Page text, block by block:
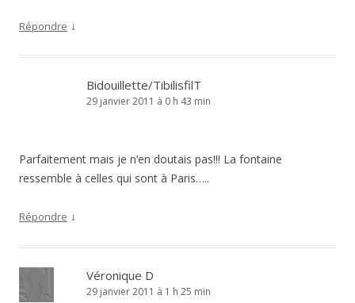
Répondre ↓
Bidouillette/TibilisfilT
29 janvier 2011 à 0 h 43 min
Parfaitement mais je n’en doutais pas!!! La fontaine
ressemble à celles qui sont à Paris…..
Répondre ↓
Véronique D
29 janvier 2011 à 1 h 25 min